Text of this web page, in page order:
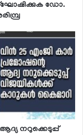
ഡോ.
നറുക്കെടുപ്പ്